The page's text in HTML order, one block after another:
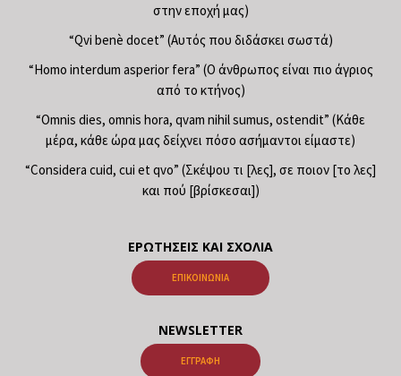
στην εποχή μας)
“Qvi benè docet” (Αυτός που διδάσκει σωστά)
“Homo interdum asperior fera” (Ο άνθρωπος είναι πιο άγριος
από το κτήνος)
“Omnis dies, omnis hora, qvam nihil sumus, ostendit” (Κάθε
μέρα, κάθε ώρα μας δείχνει πόσο ασήμαντοι είμαστε)
“Considera cuid, cui et qvo” (Σκέψου τι [λες], σε ποιον [το λες]
και πού [βρίσκεσαι])
ΕΡΩΤΉΣΕΙΣ ΚΑΙ ΣΧΌΛΙΑ
ΕΠΙΚΟΙΝΩΝΊΑ
NEWSLETTER
ΕΓΓΡΑΦΉ